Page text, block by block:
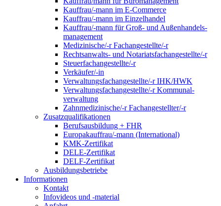
Kauffrau/-mann im E-Commerce
Kauffrau/-mann im Einzelhandel
Kauffrau/-mann für Groß- und Außen­handels­
manage­ment
Medizinische/-r Fachangestellte/-r
Rechtsanwalts- und Notariatsfachangestellte/-r
Steuerfachangestellte/-r
Verkäufer/-in
Verwaltungs­fach­angestellte/-r IHK/HWK
Verwaltungsfach­angestellte/-r Kommunal­
verwaltung
Zahnmedizinische/-r Fachangestellter/-r
Zusatzqualifikationen
Berufsausbildung + FHR
Europakauffrau/-mann (International)
KMK-Zertifikat
DELE-Zertifikat
DELF-Zertifikat
Ausbildungsbetriebe
Informationen
Kontakt
Infovideos und -material